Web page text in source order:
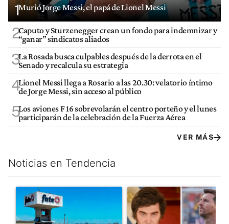
1Murió Jorge Messi, el papá de Lionel Messi
2Caputo y Sturzenegger crean un fondo para indemnizar y
“ganar” sindicatos aliados
3La Rosada busca culpables después de la derrota en el
Senado y recalcula su estrategia
4Lionel Messi llega a Rosario a las 20.30: velatorio íntimo
de Jorge Messi, sin acceso al público
5Los aviones F 16 sobrevolarán el centro porteño y el lunes
participarán de la celebración de la Fuerza Aérea
VER MÁS
Noticias en Tendencia
Este listado muestra los artículos con más comentarios en los
Un artículo de tendencia con el título "Récord histórico de
Un artículo de tendencia con